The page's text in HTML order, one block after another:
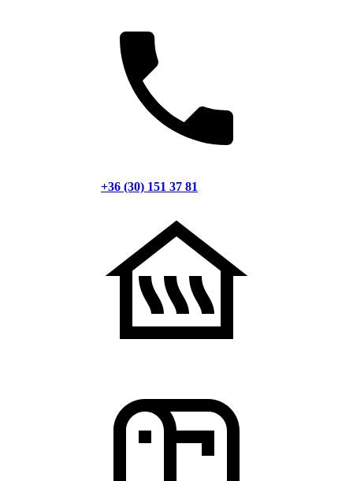
+36 (30) 151 37 81